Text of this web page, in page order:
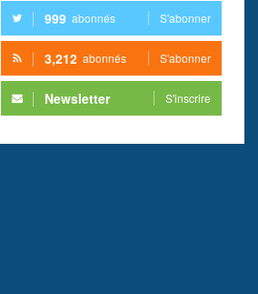
999 abonnés S'abonner
3,212 abonnés S'abonner
Newsletter S'inscrire